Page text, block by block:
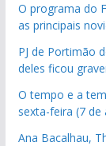
O programa do
as principais
PJ de Portimão
deles ficou
O tempo e a
sexta-feira (7 de
Ana Bacalhau,